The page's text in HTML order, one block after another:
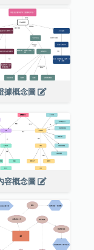
據概念圖
容概念圖